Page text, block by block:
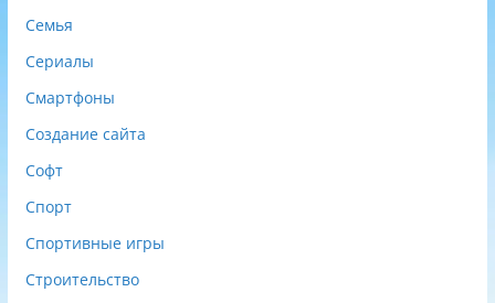
Семья
Сериалы
Смартфоны
Создание сайта
Софт
Спорт
Спортивные игры
Строительство